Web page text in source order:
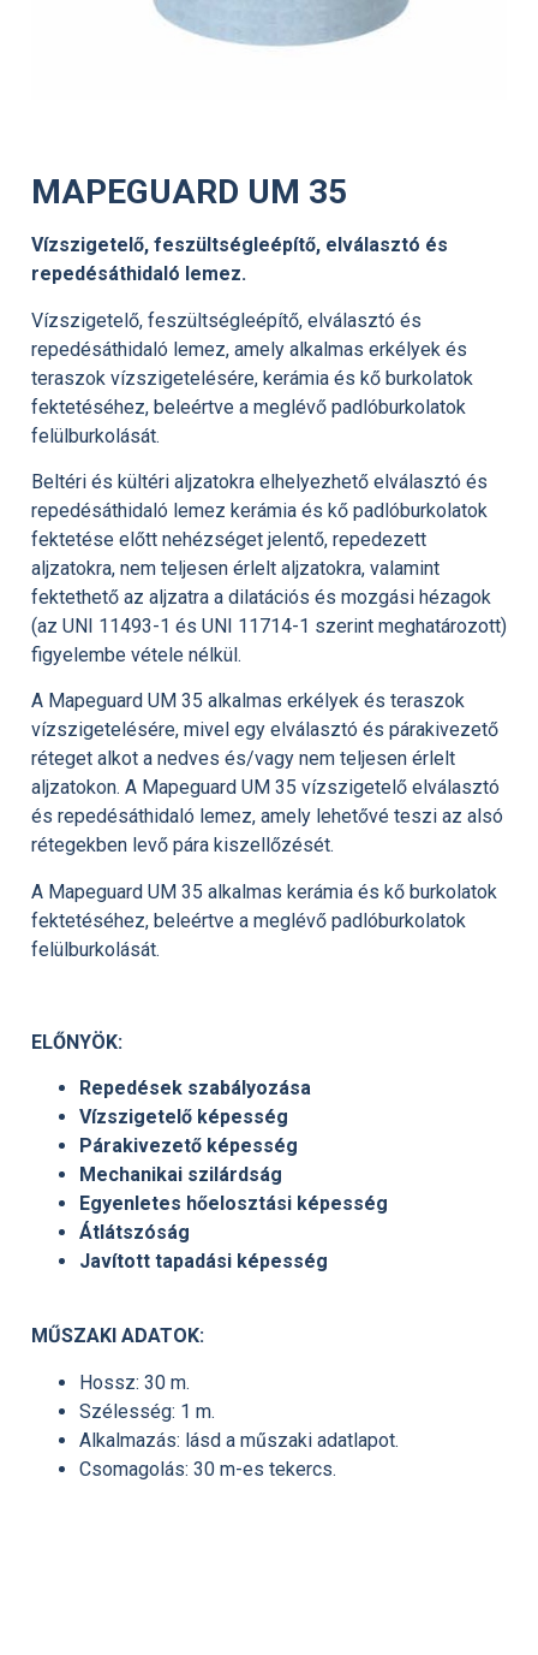
MAPEGUARD UM 35
Vízszigetelő, feszültségleépítő, elválasztó és
repedésáthidaló lemez.
Vízszigetelő, feszültségleépítő, elválasztó és
repedésáthidaló lemez, amely alkalmas erkélyek és
teraszok vízszigetelésére, kerámia és kő burkolatok
fektetéséhez, beleértve a meglévő padlóburkolatok
felülburkolását.
Beltéri és kültéri aljzatokra elhelyezhető elválasztó és
repedésáthidaló lemez kerámia és kő padlóburkolatok
fektetése előtt nehézséget jelentő, repedezett
aljzatokra, nem teljesen érlelt aljzatokra, valamint
fektethető az aljzatra a dilatációs és mozgási hézagok
(az UNI 11493-1 és UNI 11714-1 szerint meghatározott)
figyelembe vétele nélkül.
A Mapeguard UM 35 alkalmas erkélyek és teraszok
vízszigetelésére, mivel egy elválasztó és párakivezető
réteget alkot a nedves és/vagy nem teljesen érlelt
aljzatokon. A Mapeguard UM 35 vízszigetelő elválasztó
és repedésáthidaló lemez, amely lehetővé teszi az alsó
rétegekben levő pára kiszellőzését.
A Mapeguard UM 35 alkalmas kerámia és kő burkolatok
fektetéséhez, beleértve a meglévő padlóburkolatok
felülburkolását.
ELŐNYÖK:
Repedések szabályozása
Vízszigetelő képesség
Párakivezető képesség
Mechanikai szilárdság
Egyenletes hőelosztási képesség
Átlátszóság
Javított tapadási képesség
MŰSZAKI ADATOK:
Hossz: 30 m.
Szélesség: 1 m.
Alkalmazás: lásd a műszaki adatlapot.
Csomagolás: 30 m-es tekercs.